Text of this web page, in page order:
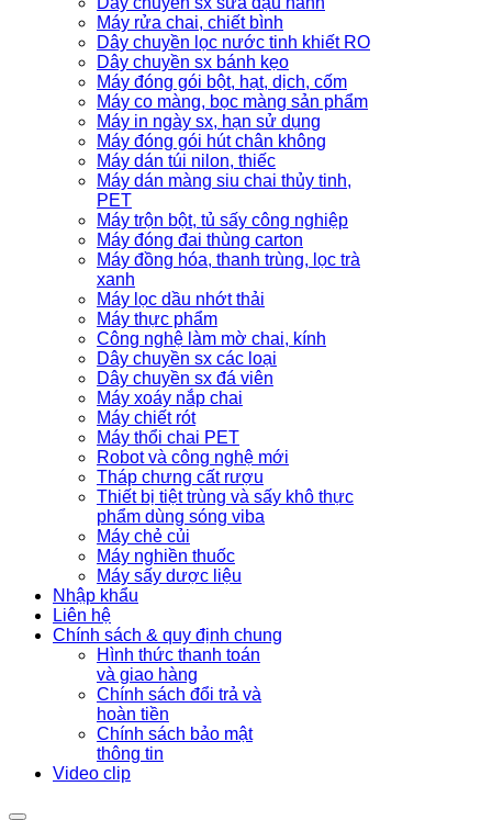
Máy rửa chai, chiết bình
Dây chuyền lọc nước tinh khiết RO
Dây chuyền sx bánh kẹo
Máy đóng gói bột, hạt, dịch, cốm
Máy co màng, bọc màng sản phẩm
Máy in ngày sx, hạn sử dụng
Máy đóng gói hút chân không
Máy dán túi nilon, thiếc
Máy dán màng siu chai thủy tinh,
PET
Máy trộn bột, tủ sấy công nghiệp
Máy đóng đai thùng carton
Máy đồng hóa, thanh trùng, lọc trà
xanh
Máy lọc dầu nhớt thải
Máy thực phẩm
Công nghệ làm mờ chai, kính
Dây chuyền sx các loại
Dây chuyền sx đá viên
Máy xoáy nắp chai
Máy chiết rót
Máy thổi chai PET
Robot và công nghệ mới
Tháp chưng cất rượu
Thiết bị tiệt trùng và sấy khô thực
phẩm dùng sóng viba
Máy chẻ củi
Máy nghiền thuốc
Máy sấy dược liệu
Nhập khẩu
Liên hệ
Chính sách & quy định chung
Hình thức thanh toán
và giao hàng
Chính sách đổi trả và
hoàn tiền
Chính sách bảo mật
thông tin
Video clip